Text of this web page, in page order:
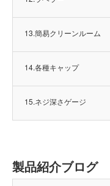
13.簡易クリーンルーム
14.各種キャップ
15.ネジ深さゲージ
製品紹介ブログ